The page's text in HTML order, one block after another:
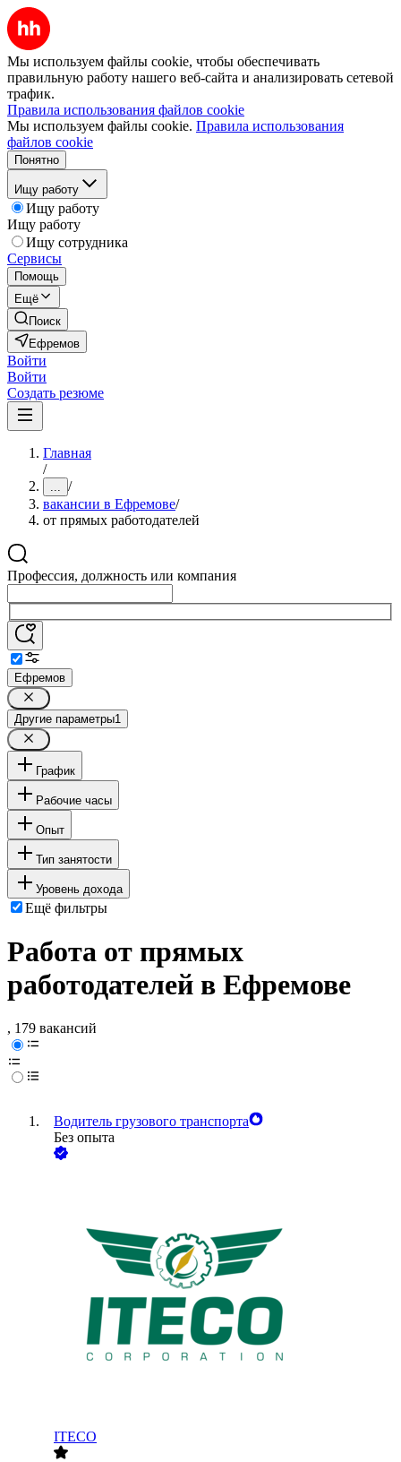
Мы используем файлы cookie, чтобы обеспечивать
правильную работу нашего веб-сайта и анализировать сетевой
трафик.
Правила использования файлов cookie
Мы используем файлы cookie. Правила использования
файлов cookie
Понятно
Ищу работу
Ищу работу
Ищу работу
Ищу сотрудника
Сервисы
Помощь
Ещё
Поиск
Ефремов
Войти
Войти
Создать резюме
Главная
/
... /
вакансии в Ефремове/
от прямых работодателей
Профессия, должность или компания
Ефремов
Другие параметры1
График
Рабочие часы
Опыт
Тип занятости
Уровень дохода
Ещё фильтры
Работа от прямых
работодателей в Ефремове
, 179 вакансий
Водитель грузового транспорта
Без опыта
ITECO